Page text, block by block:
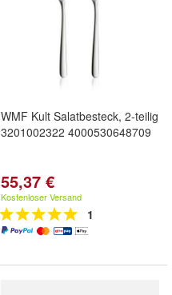
WMF Kult Salatbesteck, 2-teilig
3201002322 4000530648709
55,37 €
Kostenloser Versand
1